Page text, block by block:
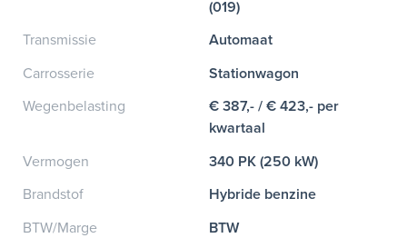
(019)
Transmissie
Automaat
Carrosserie
Stationwagon
Wegenbelasting
€ 387,- / € 423,- per
kwartaal
Vermogen
340 PK (250 kW)
Brandstof
Hybride benzine
BTW/Marge
BTW